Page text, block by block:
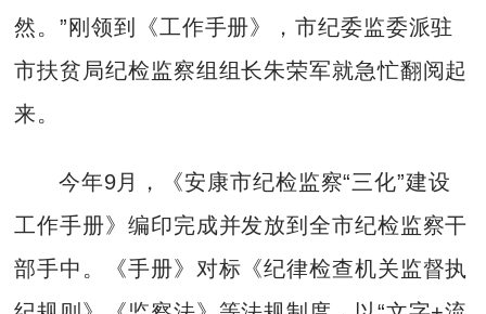
然。”刚领到《工作手册》，市纪委监委派驻
市扶贫局纪检监察组组长朱荣军就急忙翻阅起
来。
今年9月，《安康市纪检监察“三化”建设
工作手册》编印完成并发放到全市纪检监察干
部手中。《手册》对标《纪律检查机关监督执